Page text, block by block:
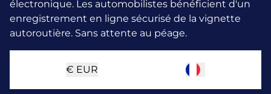
électronique. Les automobilistes bénéficient d'un
enregistrement en ligne sécurisé de la vignette
autoroutière. Sans attente au péage.
€ EUR